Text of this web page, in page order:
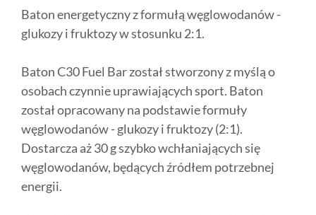
Baton energetyczny z formułą węglowodanów -
glukozy i fruktozy w stosunku 2:1.
Baton C30 Fuel Bar został stworzony z myślą o
osobach czynnie uprawiających sport. Baton
został opracowany na podstawie formuły
węglowodanów - glukozy i fruktozy (2:1).
Dostarcza aż 30 g szybko wchłaniających się
węglowodanów, będących źródłem potrzebnej
energii.